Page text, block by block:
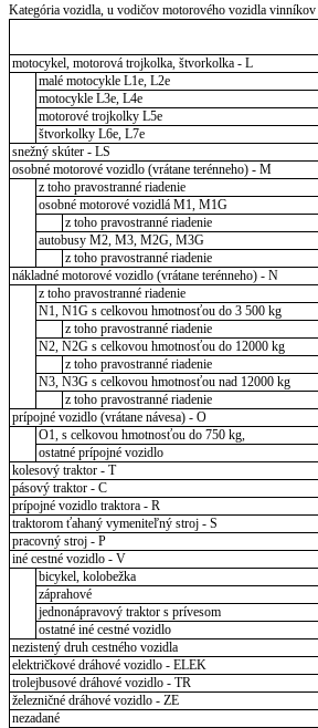
Kategória vozidla, u vodičov motorového vozidla vinníkov
motocykel, motorová trojkolka, štvorkolka - L
malé motocykle L1e, L2e
motocykle L3e, L4e
motorové trojkolky L5e
štvorkolky L6e, L7e
snežný skúter - LS
osobné motorové vozidlo (vrátane terénneho) - M
z toho pravostranné riadenie
osobné motorové vozidlá M1, M1G
z toho pravostranné riadenie
autobusy M2, M3, M2G, M3G
z toho pravostranné riadenie
nákladné motorové vozidlo (vrátane terénneho) - N
z toho pravostranné riadenie
N1, N1G s celkovou hmotnosťou do 3 500 kg
z toho pravostranné riadenie
N2, N2G s celkovou hmotnosťou do 12000 kg
z toho pravostranné riadenie
N3, N3G s celkovou hmotnosťou nad 12000 kg
z toho pravostranné riadenie
prípojné vozidlo (vrátane návesa) - O
O1, s celkovou hmotnosťou do 750 kg,
ostatné prípojné vozidlo
kolesový traktor - T
pásový traktor - C
prípojné vozidlo traktora - R
traktorom ťahaný vymeniteľný stroj - S
pracovný stroj - P
iné cestné vozidlo - V
bicykel, kolobežka
záprahové
jednonápravový traktor s prívesom
ostatné iné cestné vozidlo
nezistený druh cestného vozidla
električkové dráhové vozidlo - ELEK
trolejbusové dráhové vozidlo - TR
železničné dráhové vozidlo - ZE
nezadané